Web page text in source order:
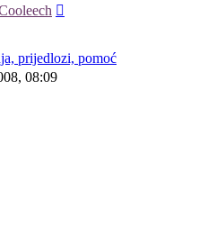
prijedlozi, pomoć
08:09